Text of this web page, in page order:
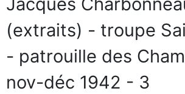
(extraits) - troupe
- patrouille des
nov-déc 1942 - 3